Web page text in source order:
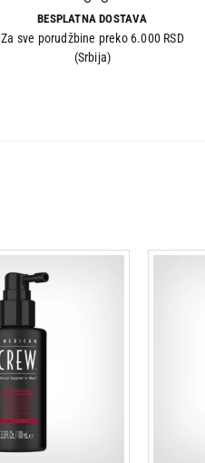
BESPLATNA DOSTAVA
Za sve porudžbine preko 6.000 RSD
(Srbija)